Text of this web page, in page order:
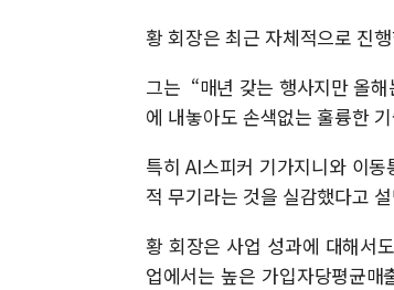
황 회장은 최근 자체적으로 진
그는 “매년 갖는 행사지만 올
에 내놓아도 손색없는 훌륭한
특히 AI스피커 기가지니와 이
적 무기라는 것을 실감했다고
황 회장은 사업 성과에 대해서
업에서는 높은 가입자당평균